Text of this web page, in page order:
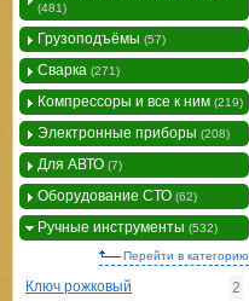
(481)
Грузоподъёмы (57)
Сварка (271)
Компрессоры и все к ним (219)
Электронные приборы (208)
Для АВТО (7)
Оборудование СТО (62)
Ручные инструменты (532)
Перейти в категорию
Ключ рожковый
2